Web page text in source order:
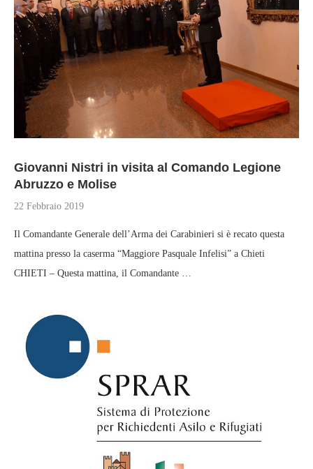
Giovanni Nistri in visita al Comando Legione
Abruzzo e Molise
22 Febbraio 2019
Il Comandante Generale dell’Arma dei Carabinieri si è recato questa
mattina presso la caserma “Maggiore Pasquale Infelisi” a Chieti
CHIETI – Questa mattina, il Comandante …